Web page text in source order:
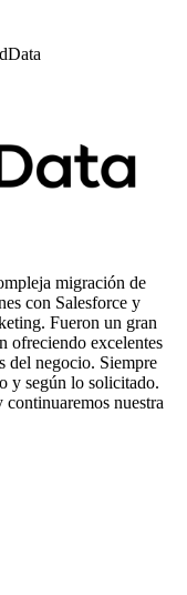
migración de
con Salesforce y
Fueron un gran
ofreciendo excelentes
del negocio. Siempre
y según lo solicitado.
nuestra